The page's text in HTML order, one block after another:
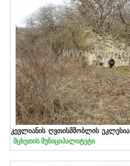
კევლიანის ღვთისმშობლის ეკლესია
მცხეთის მუნიციპალიტეტი